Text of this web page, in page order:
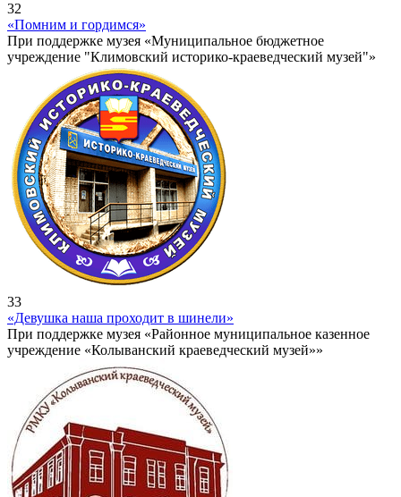
32
«Помним и гордимся»
При поддержке музея «Муниципальное бюджетное
учреждение "Климовский историко-краеведческий музей"»
33
«Девушка наша проходит в шинели»
При поддержке музея «Районное муниципальное казенное
учреждение «Колыванский краеведческий музей»»